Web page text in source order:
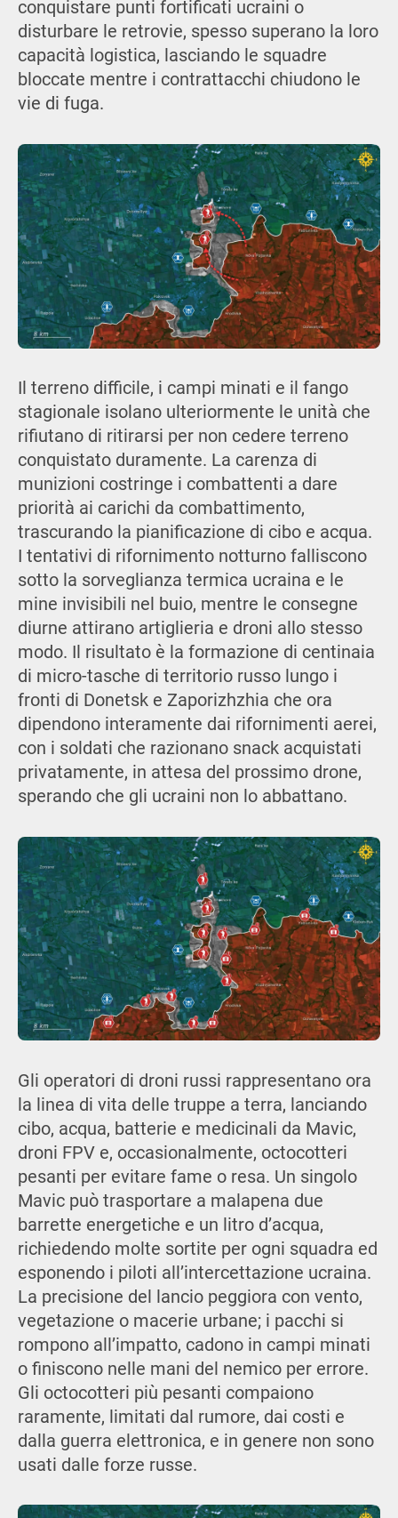
conquistare punti fortificati ucraini o
disturbare le retrovie, spesso superano la loro
capacità logistica, lasciando le squadre
bloccate mentre i contrattacchi chiudono le
vie di fuga.
Il terreno difficile, i campi minati e il fango
stagionale isolano ulteriormente le unità che
rifiutano di ritirarsi per non cedere terreno
conquistato duramente. La carenza di
munizioni costringe i combattenti a dare
priorità ai carichi da combattimento,
trascurando la pianificazione di cibo e acqua.
I tentativi di rifornimento notturno falliscono
sotto la sorveglianza termica ucraina e le
mine invisibili nel buio, mentre le consegne
diurne attirano artiglieria e droni allo stesso
modo. Il risultato è la formazione di centinaia
di micro-tasche di territorio russo lungo i
fronti di Donetsk e Zaporizhzhia che ora
dipendono interamente dai rifornimenti aerei,
con i soldati che razionano snack acquistati
privatamente, in attesa del prossimo drone,
sperando che gli ucraini non lo abbattano.
Gli operatori di droni russi rappresentano ora
la linea di vita delle truppe a terra, lanciando
cibo, acqua, batterie e medicinali da Mavic,
droni FPV e, occasionalmente, octocotteri
pesanti per evitare fame o resa. Un singolo
Mavic può trasportare a malapena due
barrette energetiche e un litro d’acqua,
richiedendo molte sortite per ogni squadra ed
esponendo i piloti all’intercettazione ucraina.
La precisione del lancio peggiora con vento,
vegetazione o macerie urbane; i pacchi si
rompono all’impatto, cadono in campi minati
o finiscono nelle mani del nemico per errore.
Gli octocotteri più pesanti compaiono
raramente, limitati dal rumore, dai costi e
dalla guerra elettronica, e in genere non sono
usati dalle forze russe.